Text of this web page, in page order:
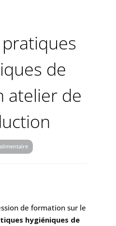
de
atelier de
de formation sur le
hygiéniques de